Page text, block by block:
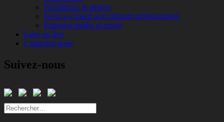
Formations et ateliers
Service-conseil aux cabinets professionnels
Entrevue média et expert
Faire un don
Contactez-nous
Suivez-nous
Rechercher :